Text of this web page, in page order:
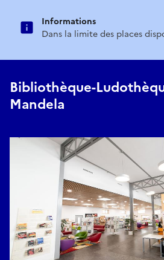
Informations
Dans la limite des places
Bibliothèque-
Mandela